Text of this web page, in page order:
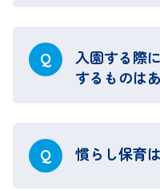
Q
入園する際
するものは
Q 慣らし保育